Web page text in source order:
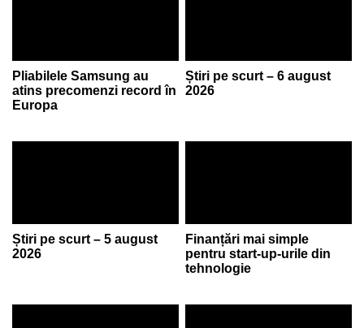
Pliabilele Samsung au
atins precomenzi record în
Europa
Știri pe scurt – 6 august
2026
Știri pe scurt – 5 august
2026
Finanțări mai simple
pentru start-up-urile din
tehnologie